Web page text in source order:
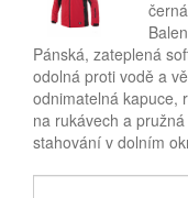
Pánská, zateplená
odolná proti vodě a
odnimatelná kapuce,
na rukávech a
stahování v dolním